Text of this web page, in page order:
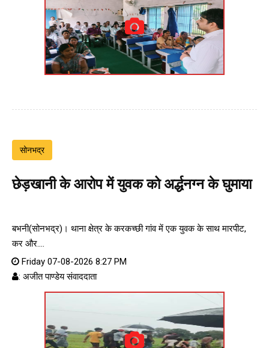
सोनभद्र
छेड़खानी के आरोप में युवक को अर्द्धनग्न के घुमाया
बभनी(सोनभद्र)। थाना क्षेत्र के करकच्छी गांव में एक युवक के साथ मारपीट,
कर और....
Friday 07-08-2026 8:27 PM
: अजीत पाण्डेय संवाददाता